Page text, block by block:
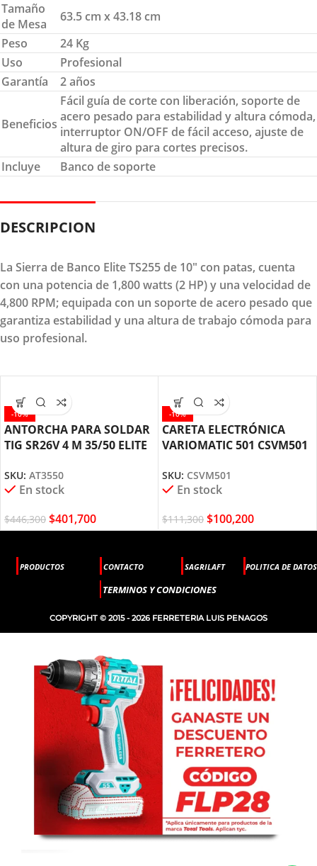
Tamaño
de Mesa
63.5 cm x 43.18 cm
Peso
24 Kg
Uso
Profesional
Garantía
2 años
Beneficios
Fácil guía de corte con liberación, soporte de
acero pesado para estabilidad y altura cómoda,
interruptor ON/OFF de fácil acceso, ajuste de
altura de giro para cortes precisos.
Incluye
Banco de soporte
DESCRIPCION
La Sierra de Banco Elite TS255 de 10" con patas, cuenta
con una potencia de 1,800 watts (2 HP) y una velocidad de
4,800 RPM; equipada con un soporte de acero pesado que
garantiza estabilidad y una altura de trabajo cómoda para
uso profesional.
-10%
ANTORCHA PARA SOLDAR
TIG SR26V 4 M 35/50 ELITE
SKU: AT3550
En stock
$446,300 $401,700
-10%
CARETA ELECTRÓNICA
VARIOMATIC 501 CSVM501
SKU: CSVM501
En stock
$111,300 $100,200
PRODUCTOS CONTACTO SAGRILAFT POLITICA DE DATOS
TERMINOS Y CONDICIONES
COPYRIGHT © 2015 - 2026 FERRETERIA LUIS PENAGOS